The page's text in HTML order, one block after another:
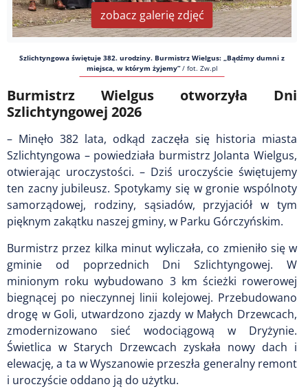
zobacz galerię zdjęć
Szlichtyngowa świętuje 382. urodziny. Burmistrz Wielgus: „Bądźmy dumni z
miejsca, w którym żyjemy”/ fot. Zw.pl
Burmistrz Wielgus otworzyła Dni
Szlichtyngowej 2026
– Minęło 382 lata, odkąd zaczęła się historia miasta
Szlichtyngowa – powiedziała burmistrz Jolanta Wielgus,
otwierając uroczystości. – Dziś uroczyście świętujemy
ten zacny jubileusz. Spotykamy się w gronie wspólnoty
samorządowej, rodziny, sąsiadów, przyjaciół w tym
pięknym zakątku naszej gminy, w Parku Górczyńskim.
Burmistrz przez kilka minut wyliczała, co zmieniło się w
gminie od poprzednich Dni Szlichtyngowej. W
minionym roku wybudowano 3 km ścieżki rowerowej
biegnącej po nieczynnej linii kolejowej. Przebudowano
drogę w Goli, utwardzono zjazdy w Małych Drzewcach,
zmodernizowano sieć wodociągową w Dryżynie.
Świetlica w Starych Drzewcach zyskała nowy dach i
elewację, a ta w Wyszanowie przeszła generalny remont
i uroczyście oddano ją do użytku.